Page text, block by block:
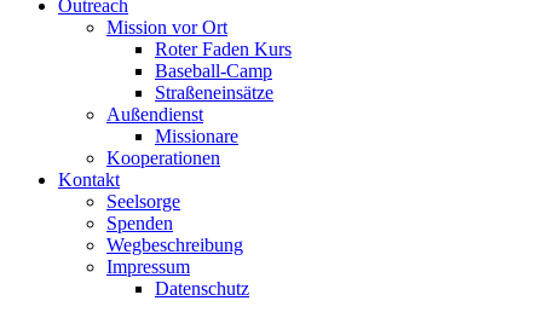
Outreach
Mission vor Ort
Roter Faden Kurs
Baseball-Camp
Straßeneinsätze
Außendienst
Missionare
Kooperationen
Kontakt
Seelsorge
Spenden
Wegbeschreibung
Impressum
Datenschutz